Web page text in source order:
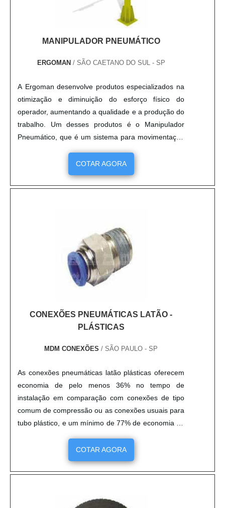
MANIPULADOR PNEUMÁTICO
ERGOMAN / SÃO CAETANO DO SUL - SP
A Ergoman desenvolve produtos especializados na
otimização e diminuição do esforço físico do
operador, aumentando a qualidade e a produção do
trabalho. Um desses produtos é o Manipulador
Pneumático, que é um sistema para movimentação
de cargas em geral. Por se tratar de um
manipulador de grandes cargas, a resistência,
qualidade, durabilidade e eficiência do Manipulador
Pneumático são fundamentais. Por isso, a Ergoman
COTAR AGORA
CONEXÕES PNEUMÁTICAS LATÃO -
PLÁSTICAS
MDM CONEXÕES / SÃO PAULO - SP
As conexões pneumáticas latão plásticas oferecem
economia de pelo menos 36% no tempo de
instalação em comparação com conexões de tipo
comum de compressão ou as conexões usuais para
tubo plástico, e um mínimo de 77% de economia de
tempo com relação às conexões queimadas. Para
instalar esse tipo de conexão é preciso empurrar o
tubo até que esteja com a porca apertada. Vale
lembrar que é desnecessário desarmar qualquer
COTAR AGORA